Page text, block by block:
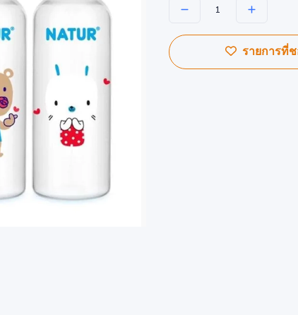
รายการที่